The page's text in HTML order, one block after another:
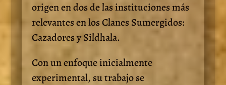
origen en dos de las instituciones más
relevantes en los Clanes Sumergidos:
Cazadores y Sildhala.
Con un enfoque inicialmente
experimental, su trabajo se